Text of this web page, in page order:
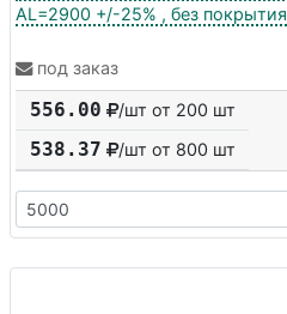
AL=2900 +/-25% , без покрытия
под заказ
556.00 /шт от 200 шт
538.37 /шт от 800 шт